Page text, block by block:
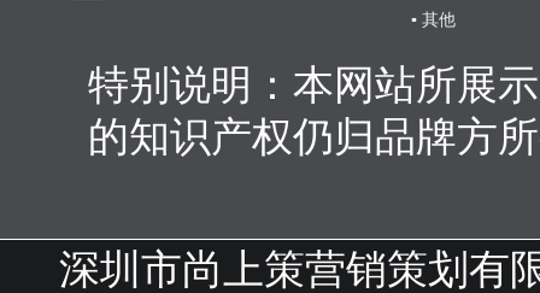
▪ 其他
特别说明：本网站所展
的知识产权仍归品牌方
深圳市尚上策营销策划